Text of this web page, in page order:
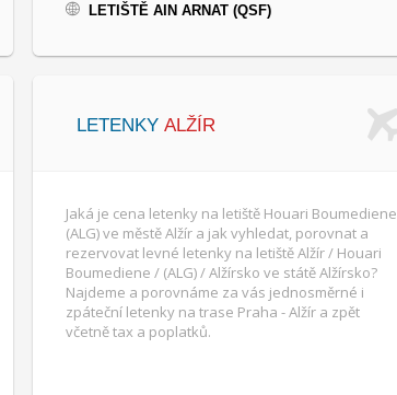
LETIŠTĚ AIN ARNAT (QSF)
LETENKY ALŽÍR
Jaká je cena letenky na letiště Houari Boumediene
(ALG) ve městě Alžír a jak vyhledat, porovnat a
rezervovat levné letenky na letiště Alžír / Houari
Boumediene / (ALG) / Alžírsko ve státě Alžírsko?
Najdeme a porovnáme za vás jednosměrné i
zpáteční letenky na trase Praha - Alžír a zpět
včetně tax a poplatků.